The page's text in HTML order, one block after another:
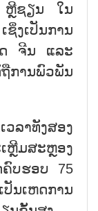
ຫຼີຊຽນ ໃນ
ງເປັນການ
ດ ຈີນ ແລະ
ານພົວພັນ
ລາທັງສອງ
ຫຼີມສະຫຼອງ
ຄົບຮອບ 75
ປັນເຫດການ